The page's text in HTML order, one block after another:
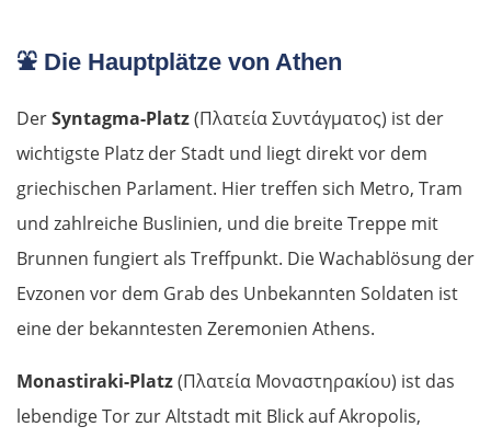
⛲ Die Hauptplätze von Athen
DerSyntagma-Platz(Πλατεία Συντάγματος) ist der
wichtigste Platz der Stadt und liegt direkt vor dem
griechischen Parlament. Hier treffen sich Metro, Tram
und zahlreiche Buslinien, und die breite Treppe mit
Brunnen fungiert als Treffpunkt. Die Wachablösung der
Evzonen vor dem Grab des Unbekannten Soldaten ist
eine der bekanntesten Zeremonien Athens.
Monastiraki-Platz(Πλατεία Μοναστηρακίου) ist das
lebendige Tor zur Altstadt mit Blick auf Akropolis,